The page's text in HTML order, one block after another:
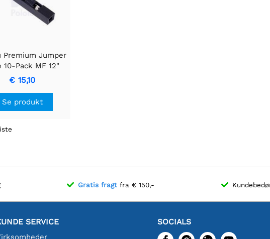
Premium Jumper
10-Pack MF 12"
Hvid
€ 15,10
Se produkt
Gratis fragt fra € 150,-
SERVICE SOCIALS